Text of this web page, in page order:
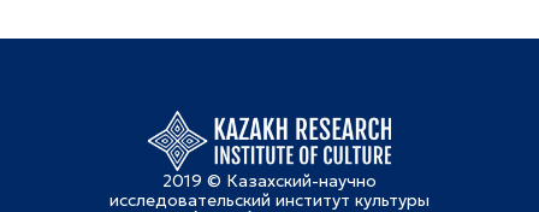
2019 © Казахский-научно
исследовательский институт культуры